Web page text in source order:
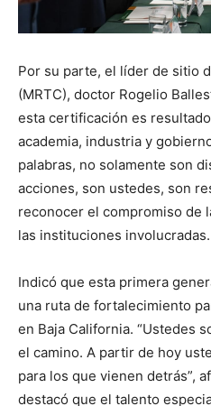
Por su parte, el líder de sitio
(MRTC), doctor Rogelio
esta certificación es
academia, industria y
palabras, no solamente son
acciones, son ustedes, son
reconocer el compromiso de
las instituciones involucradas.
Indicó que esta primera
una ruta de fortalecimiento
en Baja California. “Ustedes
el camino. A partir de hoy
para los que vienen detrás”,
destacó que el talento